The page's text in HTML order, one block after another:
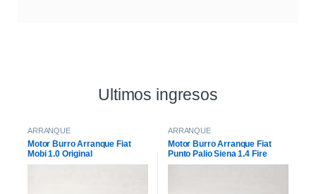
Ultimos ingresos
ARRANQUE
Motor Burro Arranque Fiat
Mobi 1.0 Original
ARRANQUE
Motor Burro Arranque Fiat
Punto Palio Siena 1.4 Fire
Original